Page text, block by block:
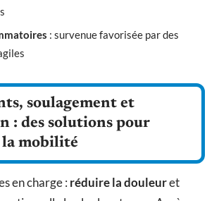
: survenue favorisée par des
soulagement et
: des solutions pour
la mobilité
en charge : réduire la douleuret